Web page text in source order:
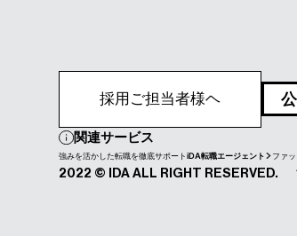
採用ご担当者様ヘ
関連サービス
強みを活かした転職を徹底サポートiDA転職エージェント ファ
2022 © IDA ALL RIGHT RESERVED.